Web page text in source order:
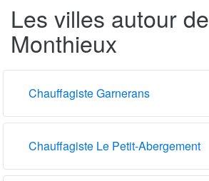
Les villes autour de
Monthieux
Chauffagiste Garnerans
Chauffagiste Le Petit-Abergement